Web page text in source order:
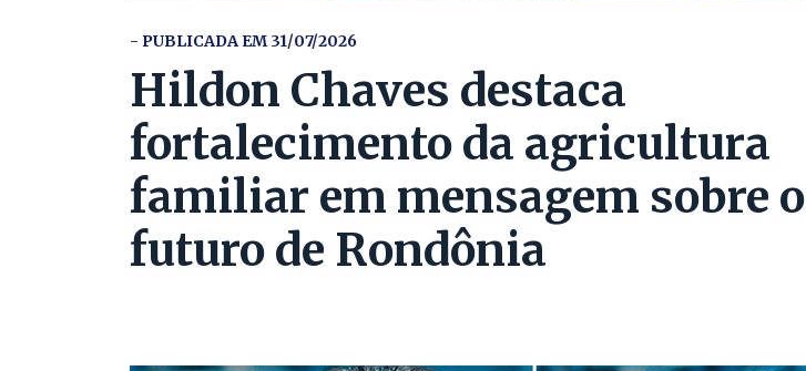
- PUBLICADA EM 31/07/2026
Hildon Chaves destaca
fortalecimento da agricultura
familiar em mensagem sobre o
futuro de Rondônia